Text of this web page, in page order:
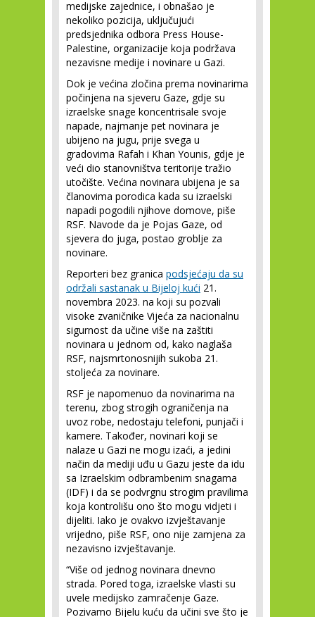
medijske zajednice, i obnašao je
nekoliko pozicija, uključujući
predsjednika odbora Press House-
Palestine, organizacije koja podržava
nezavisne medije i novinare u Gazi.
Dok je većina zločina prema novinarima
počinjena na sjeveru Gaze, gdje su
izraelske snage koncentrisale svoje
napade, najmanje pet novinara je
ubijeno na jugu, prije svega u
gradovima Rafah i Khan Younis, gdje je
veći dio stanovništva teritorije tražio
utočište. Većina novinara ubijena je sa
članovima porodica kada su izraelski
napadi pogodili njihove domove, piše
RSF. Navode da je Pojas Gaze, od
sjevera do juga, postao groblje za
novinare.
Reporteri bez granica podsjećaju da su
održali sastanak u Bijeloj kući 21.
novembra 2023. na koji su pozvali
visoke zvaničnike Vijeća za nacionalnu
sigurnost da učine više na zaštiti
novinara u jednom od, kako naglaša
RSF, najsmrtonosnijih sukoba 21.
stoljeća za novinare.
RSF je napomenuo da novinarima na
terenu, zbog strogih ograničenja na
uvoz robe, nedostaju telefoni, punjači i
kamere. Također, novinari koji se
nalaze u Gazi ne mogu izaći, a jedini
način da mediji uđu u Gazu jeste da idu
sa Izraelskim odbrambenim snagama
(IDF) i da se podvrgnu strogim pravilima
koja kontrolišu ono što mogu vidjeti i
dijeliti. Iako je ovakvo izvještavanje
vrijedno, piše RSF, ono nije zamjena za
nezavisno izvještavanje.
“Više od jednog novinara dnevno
strada. Pored toga, izraelske vlasti su
uvele medijsko zamračenje Gaze.
Pozivamo Bijelu kuću da učini sve što je